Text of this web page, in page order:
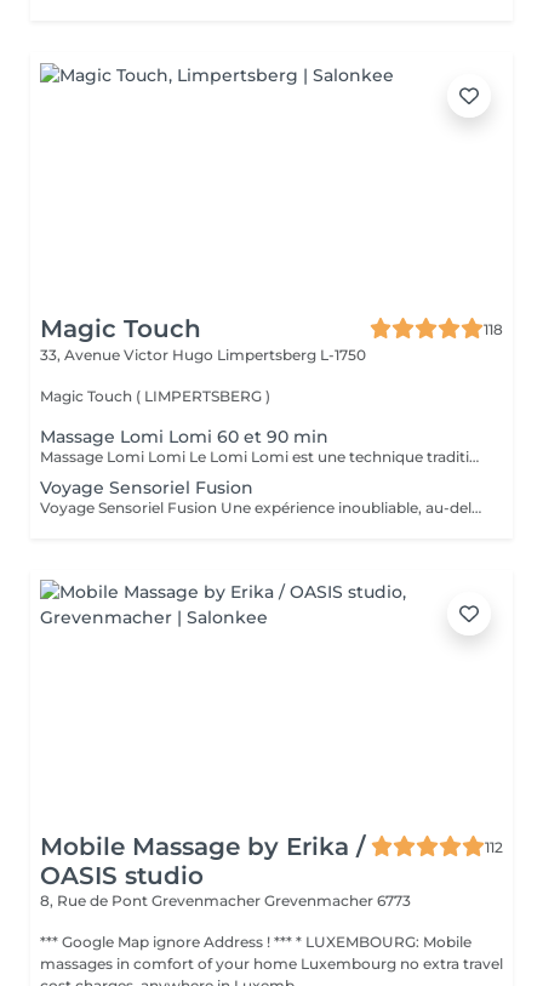
Magic Touch
118
33, Avenue Victor Hugo Limpertsberg L-1750
Magic Touch ( LIMPERTSBERG )
Massage Lomi Lomi 60 et 90 min
Massage Lomi Lomi Le Lomi Lomi est une technique traditionnelle hawaïenne qui va bien au-delà du simple toucher c'est une invitation à l'harmonie entre le corps, l'esprit et l'âme. Avec des mouvements longs, fluides et rythmés, rappelant le va-et-vient des vagues de l'océan, le praticien enveloppe le corps avec ses mains et ses avant-bras, créant une expérience d'accueil profond. Bienfaits : Relaxation profonde Soulagement des tensions musculaires Amélioration de la circulation et de l'énergie vitale Sensation de légèreté, de renouveau et de bien-être Un véritable câlin sous forme de soin.
Voyage Sensoriel Fusion
Voyage Sensoriel Fusion Une expérience inoubliable, au-delà du massage Plus qu'un simple massage, c'est une véritable expérience immersive qui invite à l'harmonie entre le corps, l'esprit et l'âme. Grâce à des mouvements longs, fluides et enveloppants, associés à la puissance de la luminothérapie, de l'aromathérapie, de la musicothérapie et de l'alignement des chakras, vous êtes transporté(e) dans un univers unique de détente et de connexion intérieure. Les bienfaits : Libération des tensions physiques et mentales Réduction immédiate du stress Circulation d'énergie et sensation de vitalité Bien-être profond, légèreté et renouveau Une expérience inoubliable comme un voyage qui réveille tous vos sens.
Mobile Massage by Erika /
OASIS studio
112
8, Rue de Pont Grevenmacher Grevenmacher 6773
*** Google Map ignore Address ! *** * LUXEMBOURG: Mobile
massages in comfort of your home Luxembourg no extra travel